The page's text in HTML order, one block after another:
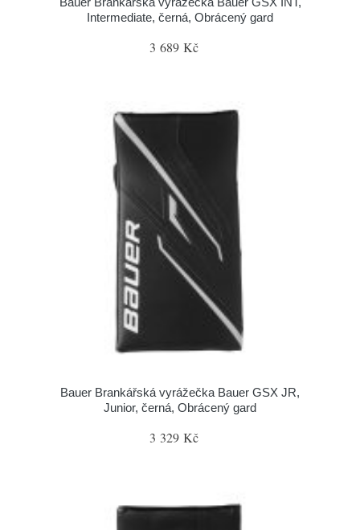
Intermediate, černá, Obrácený gard
3 689 Kč
Bauer Brankářská vyrážečka Bauer GSX JR,
Junior, černá, Obrácený gard
3 329 Kč